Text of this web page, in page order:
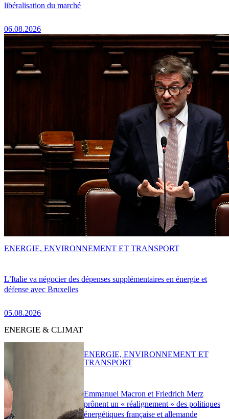
libéralisation du marché
06.08.2026
L’Italie va négocier des dépenses supplémentaires en énergie et
défense avec Bruxelles
05.08.2026
ENERGIE, ENVIRONNEMENT ET TRANSPORT
ENERGIE & CLIMAT
Emmanuel Macron et Friedrich Merz
prônent un « réalignement » des politiques
énergétiques française et allemande
ENERGIE, ENVIRONNEMENT ET
TRANSPORT